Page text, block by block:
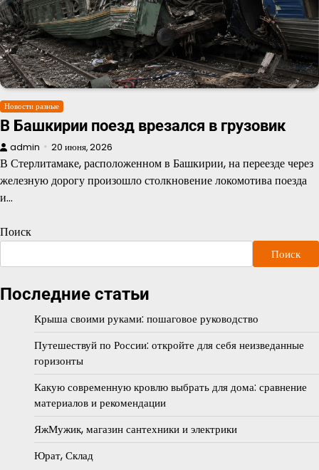
Новости разные
В Башкирии поезд врезался в грузовик
admin 20 июня, 2026
В Стерлитамаке, расположенном в Башкирии, на переезде через
железную дорогу произошло столкновение локомотива поезда
и…
Поиск
Поиск
Последние статьи
Крыша своими руками: пошаговое руководство
Путешествуй по России: откройте для себя неизведанные
горизонты
Какую современную кровлю выбрать для дома: сравнение
материалов и рекомендации
ЯжМужик, магазин сантехники и электрики
Юрат, Склад